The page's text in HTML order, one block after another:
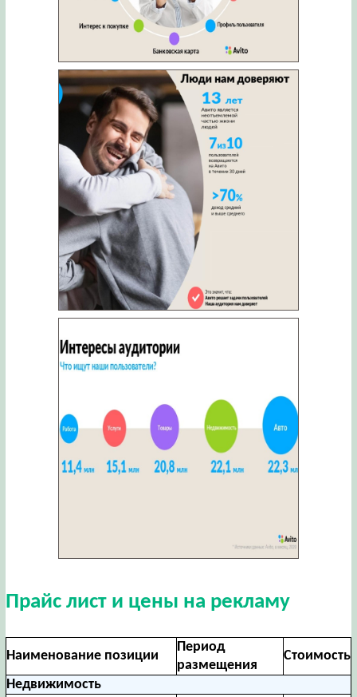
Прайс лист и цены на рекламу
Наименование позиции
Период
размещения
Стоимость
Недвижимость